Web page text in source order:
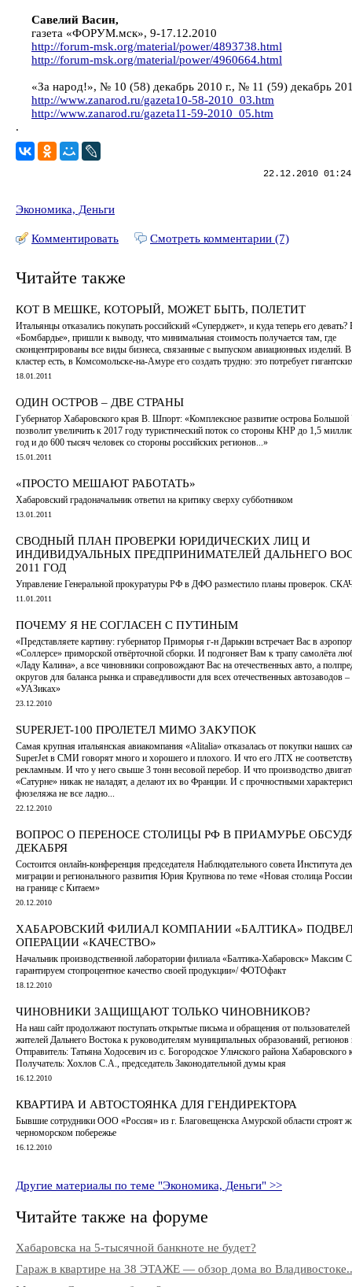
Савелий Васин,
газета «ФОРУМ.мск», 9-17.12.2010
http://forum-msk.org/material/power/4893738.html
http://forum-msk.org/material/power/4960664.html
«За народ!», № 10 (58) декабрь 2010 г., № 11 (59) декабрь
http://www.zanarod.ru/gazeta10-58-2010_03.htm
http://www.zanarod.ru/gazeta11-59-2010_05.htm
.
22.12.2010
Экономика, Деньги
Комментировать Смотреть комментарии (7)
Читайте также
КОТ В МЕШКЕ, КОТОРЫЙ, МОЖЕТ БЫТЬ, ПОЛЕТИТ
Итальянцы отказались покупать российский «Суперджет», и куда теперь его
«Бомбардье», пришли к выводу, что минимальная стоимость получается там, где
сконцентрированы все виды бизнеса, связанные с выпуском авиационных изделий.
кластер есть, в Комсомольске-на-Амуре его создать трудно: это потребует
18.01.2011
ОДИН ОСТРОВ – ДВЕ СТРАНЫ
Губернатор Хабаровского края В. Шпорт: «Комплексное развитие острова Большой
позволит увеличить к 2017 году туристический поток со стороны КНР до 1,5
год и до 600 тысяч человек со стороны российских регионов...»
15.01.2011
«ПРОСТО МЕШАЮТ РАБОТАТЬ»
Хабаровский градоначальник ответил на критику сверху субботником
13.01.2011
СВОДНЫЙ ПЛАН ПРОВЕРКИ ЮРИДИЧЕСКИХ ЛИЦ И
ИНДИВИДУАЛЬНЫХ ПРЕДПРИНИМАТЕЛЕЙ ДАЛЬНЕГО
2011 ГОД
Управление Генеральной прокуратуры РФ в ДФО разместило планы проверок.
11.01.2011
ПОЧЕМУ Я НЕ СОГЛАСЕН С ПУТИНЫМ
«Представляете картину: губернатор Приморья г-н Дарькин встречает Вас в
«Соллерсе» приморской отвёрточной сборки. И подгоняет Вам к трапу самолёта
«Ладу Калина», а все чиновники сопровождают Вас на отечественных авто, а
округов для баланса рынка и справедливости для всех отечественных автозаводов –
«УАЗиках»
23.12.2010
SUPERJET-100 ПРОЛЕТЕЛ МИМО ЗАКУПОК
Самая крупная итальянская авиакомпания «Alitalia» отказалась от покупки наших
SuperJet в СМИ говорят много и хорошего и плохого. И что его ЛТХ не
рекламным. И что у него свыше 3 тонн весовой перебор. И что производство
«Сатурне» никак не наладят, а делают их во Франции. И с прочностными
фюзеляжа не все ладно...
22.12.2010
ВОПРОС О ПЕРЕНОСЕ СТОЛИЦЫ РФ В ПРИАМУРЬЕ
ДЕКАБРЯ
Состоится онлайн-конференция председателя Наблюдательного совета Института
миграции и регионального развития Юрия Крупнова по теме «Новая столица России
на границе с Китаем»
20.12.2010
ХАБАРОВСКИЙ ФИЛИАЛ КОМПАНИИ «БАЛТИКА»
ОПЕРАЦИИ «КАЧЕСТВО»
Начальник производственной лаборатории филиала «Балтика-Хабаровск»
гарантируем стопроцентное качество своей продукции»/ ФОТОфакт
18.12.2010
ЧИНОВНИКИ ЗАЩИЩАЮТ ТОЛЬКО ЧИНОВНИКОВ?
На наш сайт продолжают поступать открытые письма и обращения от
жителей Дальнего Востока к руководителям муниципальных образований, регионов
Отправитель: Татьяна Ходосевич из с. Богородское Ульчского района Хабаровского
Получатель: Хохлов С.А., председатель Законодательной думы края
16.12.2010
КВАРТИРА И АВТОСТОЯНКА ДЛЯ ГЕНДИРЕКТОРА
Бывшие сотрудники ООО «Россия» из г. Благовещенска Амурской области строят
черноморском побережье
16.12.2010
Другие материалы по теме "Экономика, Деньги" >>
Читайте также на форуме
Хабаровска на 5-тысячной банкноте не будет?
Гараж в квартире на 38 ЭТАЖЕ — обзор дома во